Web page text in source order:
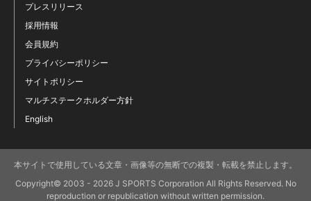
プレスリリース
採用情報
会員規約
プライバシーポリシー
サイトポリシー
マルチステークホルダー方針
English
本サイトで使用している文章・画像等の無断での複製・転載を禁止します。
Copyright© 2003 - 2026 J SPORTS Corporation All Rights Reserved. No
reproduction or republication without written permission.